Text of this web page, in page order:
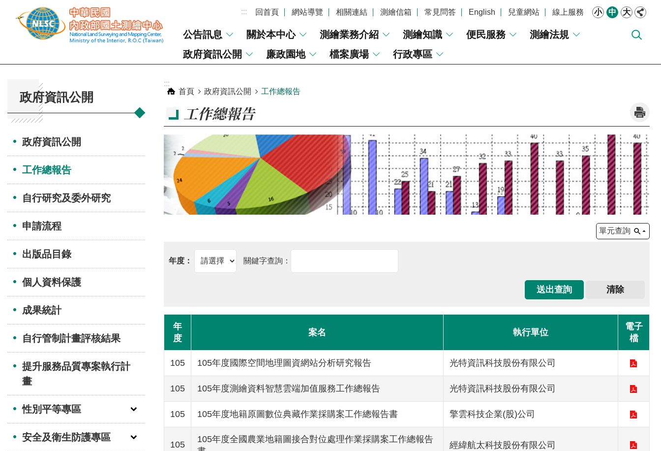
跳到主要內容區塊 ::: 回首頁 網站導覽 相關連結 測繪信箱 常見問答 English 兒童網站 線上服務 小 中 大
公告訊息 關於本中心 測繪業務介紹 測繪知識 便民服務
測繪法規
政府資訊公開
廉政園地 檔案廣場 行政專區
政府資訊公開
政府資訊公開
工作總報告
自行研究及委外研究
申請流程
出版品目錄
個人資料保護
成果統計
自行管制計畫評核結果
提升服務品質專案執行計
畫
性別平等專區
安全及衛生防護專區
:::
首頁
政府資訊公開 工作總報告
工作總報告
單元查詢
關鍵字查詢：
年
度
案名 執行單位
電子
檔
105 105年度國際空間地理圖資網站分析研究報告 光特資訊科技股份有限公司
105 105年度測繪資料智慧雲端加值服務工作總報告 光特資訊科技股份有限公司
105 105年度地籍原圖數位典藏作業採購案工作總報告書 擎雲科技企業(股)公司
105
105年度全國農業地籍圖接合對位處理作業採購案工作總報告
經緯航太科技股份有限公司